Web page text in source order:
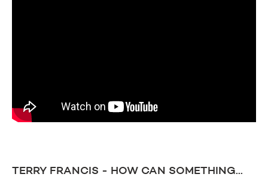
TERRY FRANCIS - HOW CAN SOMETHING...